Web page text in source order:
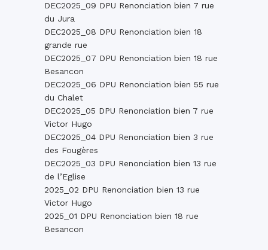
DEC2025_09 DPU Renonciation bien 7 rue
du Jura
DEC2025_08 DPU Renonciation bien 18
grande rue
DEC2025_07 DPU Renonciation bien 18 rue
Besancon
DEC2025_06 DPU Renonciation bien 55 rue
du Chalet
DEC2025_05 DPU Renonciation bien 7 rue
Victor Hugo
DEC2025_04 DPU Renonciation bien 3 rue
des Fougères
DEC2025_03 DPU Renonciation bien 13 rue
de l’Eglise
2025_02 DPU Renonciation bien 13 rue
Victor Hugo
2025_01 DPU Renonciation bien 18 rue
Besancon